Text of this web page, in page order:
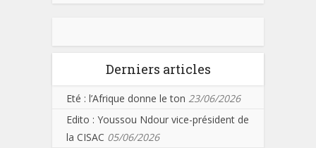
Derniers articles
Eté : l’Afrique donne le ton 23/06/2026
Edito : Youssou Ndour vice-président de
la CISAC 05/06/2026